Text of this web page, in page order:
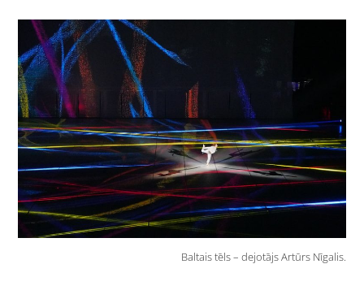
Baltais tēls – dejotājs Artūrs Nīgalis.